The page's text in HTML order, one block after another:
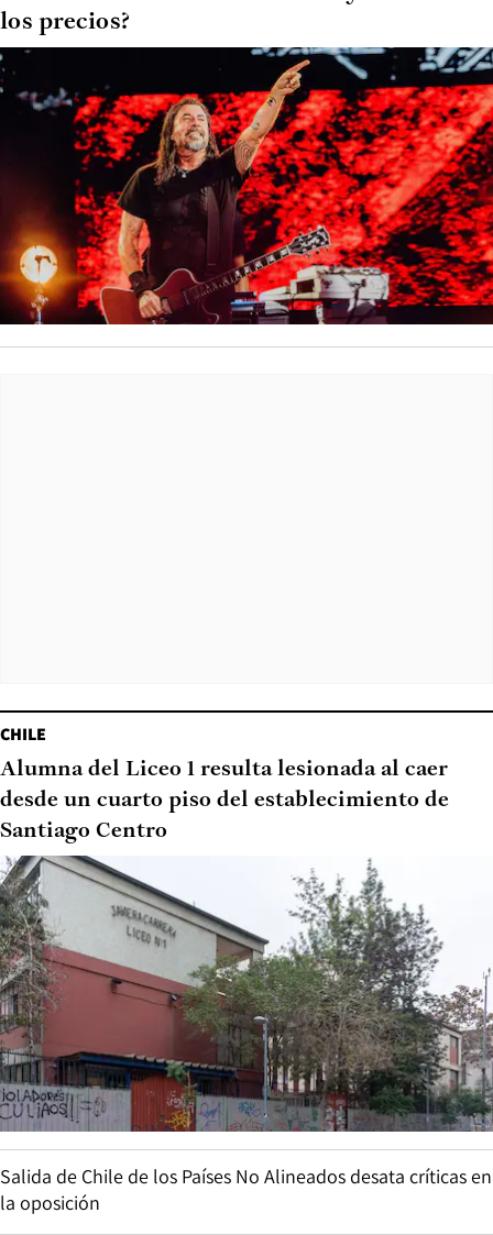
los precios?
CHILE
Alumna del Liceo 1 resulta lesionada al caer
desde un cuarto piso del establecimiento de
Santiago Centro
Salida de Chile de los Países No Alineados desata críticas en
la oposición